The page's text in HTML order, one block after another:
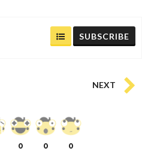
SUBSCRIBE
NEXT
0 0 0